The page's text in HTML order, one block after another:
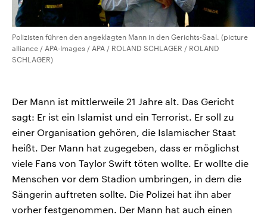
Polizisten führen den angeklagten Mann in den Gerichts-Saal. (picture
alliance / APA-Images / APA / ROLAND SCHLAGER / ROLAND
SCHLAGER)
Der Mann ist mittlerweile 21 Jahre alt. Das Gericht
sagt: Er ist ein Islamist und ein Terrorist. Er soll zu
einer Organisation gehören, die Islamischer Staat
heißt. Der Mann hat zugegeben, dass er möglichst
viele Fans von Taylor Swift töten wollte. Er wollte die
Menschen vor dem Stadion umbringen, in dem die
Sängerin auftreten sollte. Die Polizei hat ihn aber
vorher festgenommen. Der Mann hat auch einen